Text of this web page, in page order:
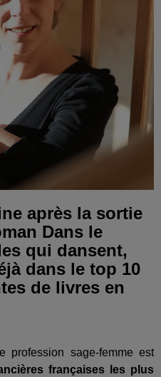
après la sortie
Dans le
qui dansent,
dans le top 10
de livres en
profession sage-femme est
françaises les plus